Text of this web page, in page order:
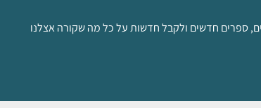
ספרים חדשים ולקבל חדשות על כל מה שקורה אצלנו